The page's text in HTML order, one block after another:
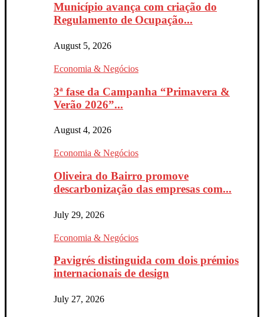
Município avança com criação do
Regulamento de Ocupação...
August 5, 2026
Economia & Negócios
3ª fase da Campanha “Primavera &
Verão 2026”...
August 4, 2026
Economia & Negócios
Oliveira do Bairro promove
descarbonização das empresas com...
July 29, 2026
Economia & Negócios
Pavigrés distinguida com dois prémios
internacionais de design
July 27, 2026